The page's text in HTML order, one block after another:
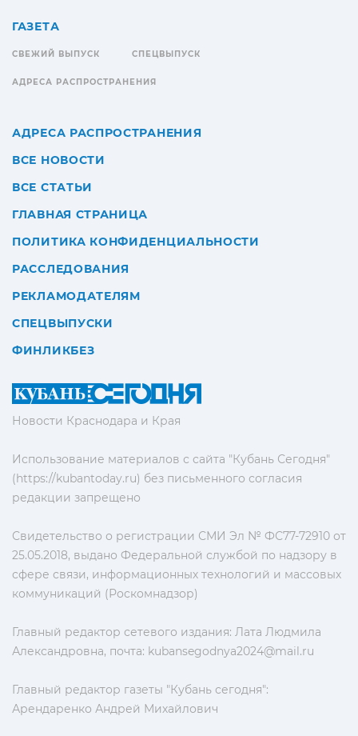
Новости Краснодара и Края
Использование материалов с сайта "Кубань Сегодня"
(https://kubantoday.ru) без письменного согласия
редакции запрещено
Свидетельство о регистрации СМИ Эл № ФС77-72910 от
25.05.2018, выдано Федеральной службой по надзору в
сфере связи, информационных технологий и массовых
коммуникаций (Роскомнадзор)
Главный редактор сетевого издания: Лата Людмила
Александровна, почта: kubansegodnya2024@mail.ru
Главный редактор газеты "Кубань сегодня":
Арендаренко Андрей Михайлович
ГАЗЕТА
СВЕЖИЙ ВЫПУСК СПЕЦВЫПУСК
АДРЕСА РАСПРОСТРАНЕНИЯ
АДРЕСА РАСПРОСТРАНЕНИЯ
ВСЕ НОВОСТИ
ВСЕ СТАТЬИ
ГЛАВНАЯ СТРАНИЦА
ПОЛИТИКА КОНФИДЕНЦИАЛЬНОСТИ
РАССЛЕДОВАНИЯ
РЕКЛАМОДАТЕЛЯМ
СПЕЦВЫПУСКИ
ФИНЛИКБЕЗ